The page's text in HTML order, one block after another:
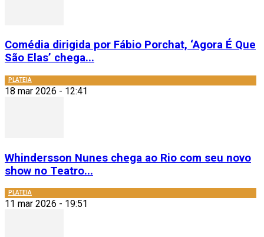
Comédia dirigida por Fábio Porchat, ‘Agora É Que
São Elas’ chega...
PLATEIA
18 mar 2026 - 12:41
Whindersson Nunes chega ao Rio com seu novo
show no Teatro...
PLATEIA
11 mar 2026 - 19:51